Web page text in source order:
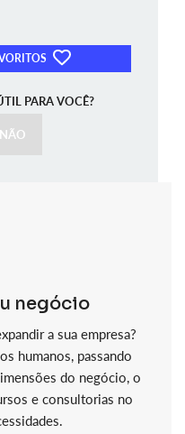
PARA VOCÊ?
NÃO
negócio
a sua empresa?
humanos, passando
do negócio, o
e consultorias no